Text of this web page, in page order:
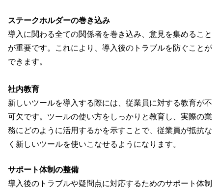
ステークホルダーの巻き込み
導入に関わる全ての関係者を巻き込み、意見を集めること
が重要です。これにより、導入後のトラブルを防ぐことが
できます。
社内教育
新しいツールを導入する際には、従業員に対する教育が不
可欠です。ツールの使い方をしっかりと教育し、実際の業
務にどのように活用するかを示すことで、従業員が抵抗な
く新しいツールを使いこなせるようになります。
サポート体制の整備
導入後のトラブルや疑問点に対応するためのサポート体制